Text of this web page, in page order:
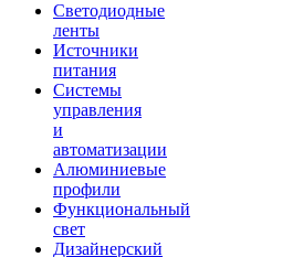
Светодиодные
ленты
Источники
питания
Системы
управления
и
автоматизации
Алюминиевые
профили
Функциональный
свет
Дизайнерский